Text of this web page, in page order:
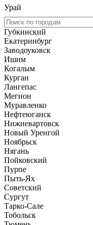
Урай
Губкинский
Екатеринбург
Заводоуковск
Ишим
Когалым
Курган
Лангепас
Мегион
Муравленко
Нефтеюганск
Нижневартовск
Новый Уренгой
Ноябрьск
Нягань
Пойковский
Пурпе
Пыть-Ях
Советский
Сургут
Тарко-Сале
Тобольск